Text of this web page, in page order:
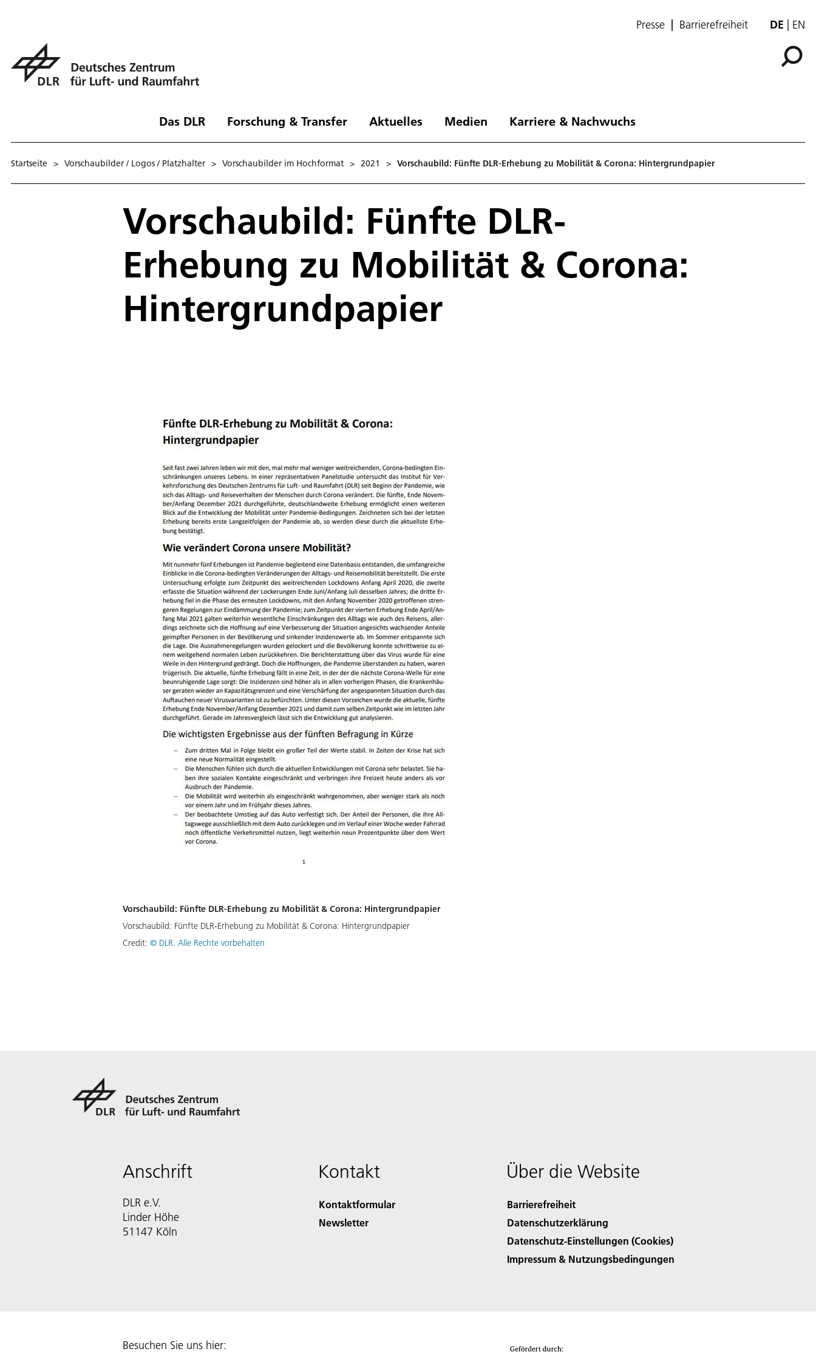
Presse Barrierefreiheit DE EN
Das DLR Forschung & Transfer Aktuelles Medien Karriere & Nachwuchs
Startseite > Vorschaubilder / Logos / Platzhalter > Vorschaubilder im Hochformat > 2021 > Vorschaubild: Fünfte DLR-Erhebung zu Mobilität & Corona: Hintergrundpapier
Vorschaubild: Fünfte DLR-
Erhebung zu Mobilität & Corona:
Hintergrundpapier
Vorschaubild: Fünfte DLR-Erhebung zu Mobilität & Corona: Hintergrundpapier
Vorschaubild: Fünfte DLR-Erhebung zu Mobilität & Corona: Hintergrundpapier
Credit: © DLR. Alle Rechte vorbehalten
Anschrift
DLR e.V.
Linder Höhe
51147 Köln
Kontakt
Kontaktformular
Newsletter
Über die Website
Barrierefreiheit
Datenschutzerklärung
Datenschutz-Einstellungen (Cookies)
Impressum & Nutzungsbedingungen
Besuchen Sie uns hier: